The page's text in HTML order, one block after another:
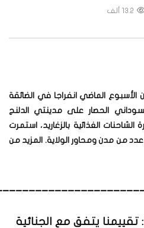
13.2 ألف
الماضي انفراجا في الضائقة
الحصار على مدينتي الدلنج
الغذائية بالزغاريد، استمرت
من مدن ومحاور الولاية. المزيد من
يتفق مع الجنائية